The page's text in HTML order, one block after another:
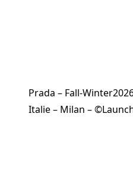
Prada – Fall-
Italie – Milan –